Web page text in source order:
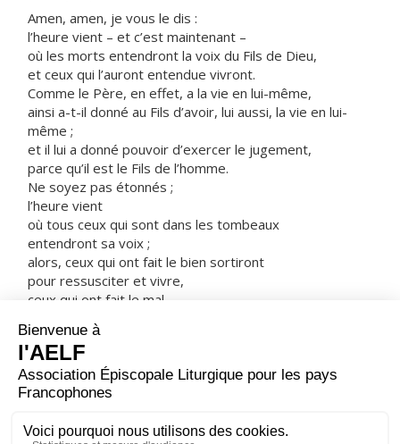
Amen, amen, je vous le dis :
l’heure vient – et c’est maintenant –
où les morts entendront la voix du Fils de Dieu,
et ceux qui l’auront entendue vivront.
Comme le Père, en effet, a la vie en lui-même,
ainsi a-t-il donné au Fils d’avoir, lui aussi, la vie en lui-
même ;
et il lui a donné pouvoir d’exercer le jugement,
parce qu’il est le Fils de l’homme.
Ne soyez pas étonnés ;
l’heure vient
où tous ceux qui sont dans les tombeaux
entendront sa voix ;
alors, ceux qui ont fait le bien sortiront
pour ressusciter et vivre,
ceux qui ont fait le mal,
Moi, je ne peux rien faire de moi-même ;
je rends mon jugement d’après ce que j’entends,
et mon jugement est juste,
parce que je ne cherche pas à faire ma volonté,
mais la volonté de Celui qui m’a envoyé. »